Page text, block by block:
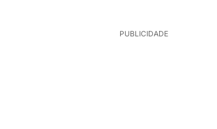
PUBLICIDADE